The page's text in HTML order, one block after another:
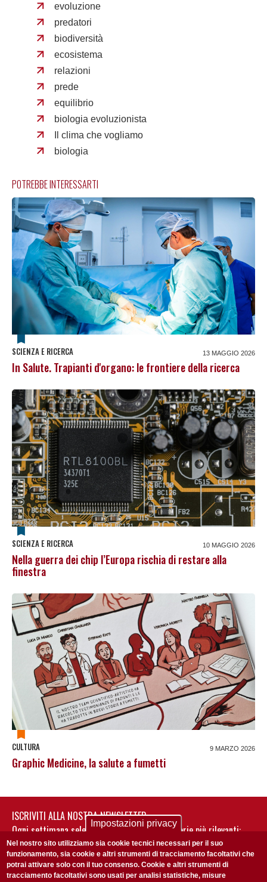
evoluzione
predatori
biodiversità
ecosistema
relazioni
prede
equilibrio
biologia evoluzionista
Il clima che vogliamo
biologia
POTREBBE INTERESSARTI
SCIENZA E RICERCA 13 MAGGIO 2026
In Salute. Trapianti d'organo: le frontiere della ricerca
SCIENZA E RICERCA 10 MAGGIO 2026
Nella guerra dei chip l’Europa rischia di restare alla
finestra
CULTURA 9 MARZO 2026
Graphic Medicine, la salute a fumetti
ISCRIVITI ALLA NOSTRA NEWSLETTER
Ogni settimana selezioniamo per te nostre storie più rilevanti:
non perderti gli aggiornamenti della nostra newsletter
Impostazioni privacy
Nel nostro sito utilizziamo sia cookie tecnici necessari per il suo
funzionamento, sia cookie e altri strumenti di tracciamento facoltativi che
potrai attivare solo con il tuo consenso. Cookie e altri strumenti di
tracciamento facoltativi sono usati per analisi statistiche, misure